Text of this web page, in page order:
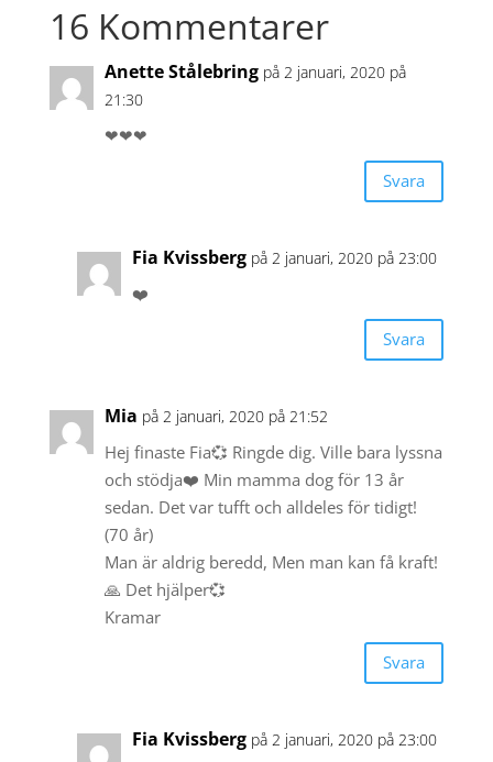
16 Kommentarer
Anette Stålebring på 2 januari, 2020 på
21:30
❤❤❤
Svara
Fia Kvissberg på 2 januari, 2020 på 23:00
❤️
Svara
Mia på 2 januari, 2020 på 21:52
Hej finaste Fia💞 Ringde dig. Ville bara lyssna
och stödja❤️ Min mamma dog för 13 år
sedan. Det var tufft och alldeles för tidigt!
(70 år)
Man är aldrig beredd, Men man kan få kraft!
🙏 Det hjälper💞
Kramar
Svara
Fia Kvissberg på 2 januari, 2020 på 23:00